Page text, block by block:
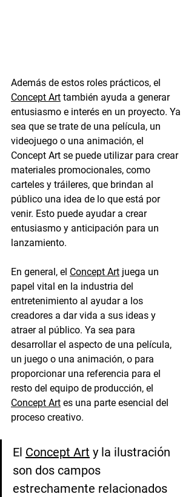
Además de estos roles prácticos, el
Concept Art también ayuda a generar
entusiasmo e interés en un proyecto. Ya
sea que se trate de una película, un
videojuego o una animación, el
Concept Art se puede utilizar para crear
materiales promocionales, como
carteles y tráileres, que brindan al
público una idea de lo que está por
venir. Esto puede ayudar a crear
entusiasmo y anticipación para un
lanzamiento.
En general, el Concept Art juega un
papel vital en la industria del
entretenimiento al ayudar a los
creadores a dar vida a sus ideas y
atraer al público. Ya sea para
desarrollar el aspecto de una película,
un juego o una animación, o para
proporcionar una referencia para el
resto del equipo de producción, el
Concept Art es una parte esencial del
proceso creativo.
El Concept Art y la ilustración
son dos campos
estrechamente relacionados